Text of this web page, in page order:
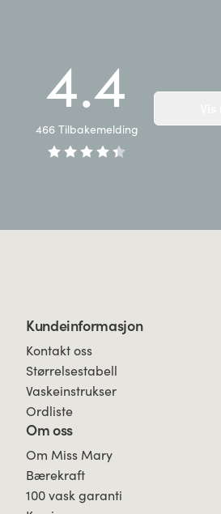
4.4
466 Tilbakemelding
Kundeinformasjon
Kontakt oss
Størrelsestabell
Vaskeinstrukser
Ordliste
Om oss
Om Miss Mary
Bærekraft
100 vask garanti